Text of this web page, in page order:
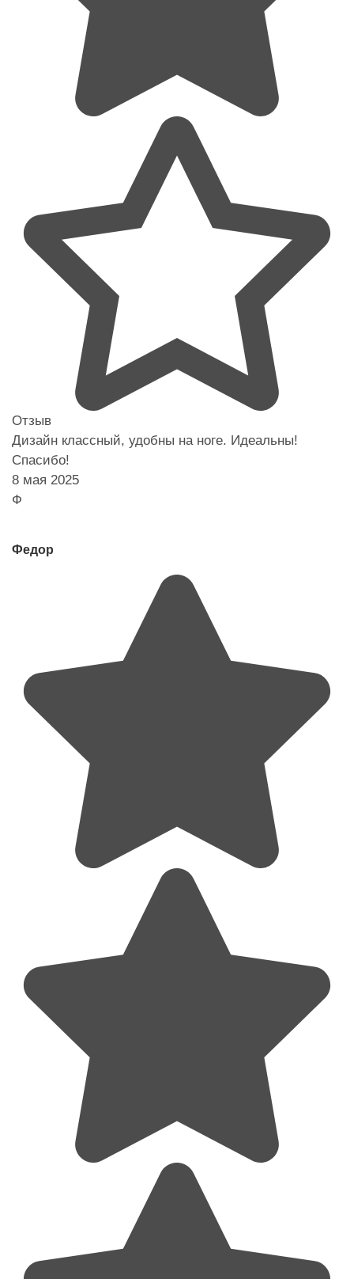
Отзыв
Дизайн классный, удобны на ноге. Идеальны!
Спасибо!
8 мая 2025
Ф
Федор